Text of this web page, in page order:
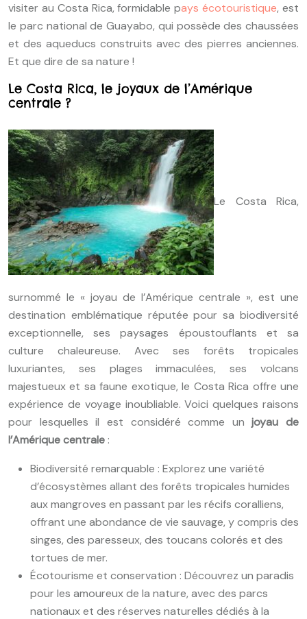
visiter au Costa Rica, formidable pays écotouristique, est
le parc national de Guayabo, qui possède des chaussées
et des aqueducs construits avec des pierres anciennes.
Et que dire de sa nature !
Le Costa Rica, le joyaux de l’Amérique
centrale ?
Le Costa Rica,
surnommé le « joyau de l’Amérique centrale », est une
destination emblématique réputée pour sa biodiversité
exceptionnelle, ses paysages époustouflants et sa
culture chaleureuse. Avec ses forêts tropicales
luxuriantes, ses plages immaculées, ses volcans
majestueux et sa faune exotique, le Costa Rica offre une
expérience de voyage inoubliable. Voici quelques raisons
pour lesquelles il est considéré comme un joyau de
l’Amérique centrale :
Biodiversité remarquable : Explorez une variété
d’écosystèmes allant des forêts tropicales humides
aux mangroves en passant par les récifs coralliens,
offrant une abondance de vie sauvage, y compris des
singes, des paresseux, des toucans colorés et des
tortues de mer.
Écotourisme et conservation : Découvrez un paradis
pour les amoureux de la nature, avec des parcs
nationaux et des réserves naturelles dédiés à la